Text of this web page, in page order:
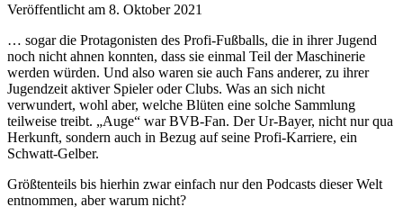
Veröffentlicht am 8. Oktober 2021
… sogar die Protagonisten des Profi-Fußballs, die in ihrer Jugend
noch nicht ahnen konnten, dass sie einmal Teil der Maschinerie
werden würden. Und also waren sie auch Fans anderer, zu ihrer
Jugendzeit aktiver Spieler oder Clubs. Was an sich nicht
verwundert, wohl aber, welche Blüten eine solche Sammlung
teilweise treibt. „Auge“ war BVB-Fan. Der Ur-Bayer, nicht nur qua
Herkunft, sondern auch in Bezug auf seine Profi-Karriere, ein
Schwatt-Gelber.
Größtenteils bis hierhin zwar einfach nur den Podcasts dieser Welt
entnommen, aber warum nicht?